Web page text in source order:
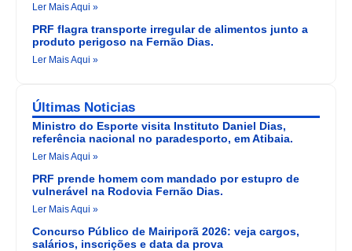
Ler Mais Aqui »
PRF flagra transporte irregular de alimentos junto a
produto perigoso na Fernão Dias.
Ler Mais Aqui »
Últimas Noticias
Ministro do Esporte visita Instituto Daniel Dias,
referência nacional no paradesporto, em Atibaia.
Ler Mais Aqui »
PRF prende homem com mandado por estupro de
vulnerável na Rodovia Fernão Dias.
Ler Mais Aqui »
Concurso Público de Mairiporã 2026: veja cargos,
salários, inscrições e data da prova